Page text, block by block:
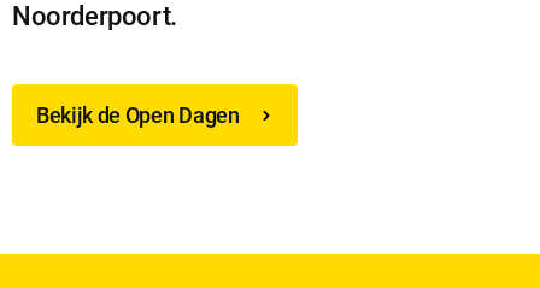
Noorderpoort.
Bekijk de Open Dagen